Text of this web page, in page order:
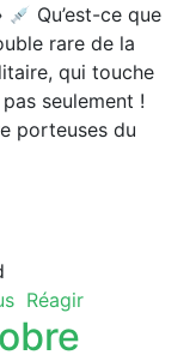
Qu’est-ce que
rare de la
qui touche
seulement !
porteuses du
Réagir